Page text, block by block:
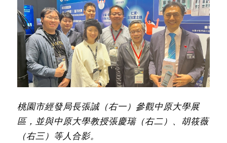
桃園市經發局長張誠（右一）參觀中原大學展
區，並與中原大學教授張慶瑞（右二）、胡筱薇
（右三）等人合影。